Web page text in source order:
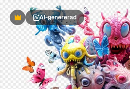
Premie AI-genererad